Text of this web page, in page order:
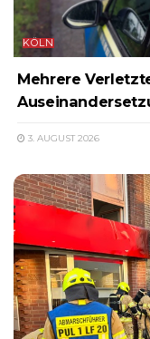
KÖLN
Mehrere
3. AUGUST 2026